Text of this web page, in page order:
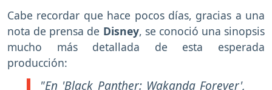
Cabe recordar que hace pocos días, gracias a una
nota de prensa de Disney, se conoció una sinopsis
mucho más detallada de esta esperada
producción:
"En 'Black Panther: Wakanda Forever',